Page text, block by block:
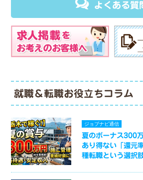
よくある質
就職＆転職お役立ちコラム
ジョブナビ通信
夏のボーナス300
あり得ない「還元
種転職という選択